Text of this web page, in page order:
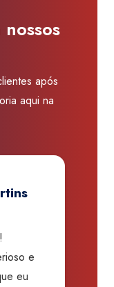
após
aqui na
e
eu